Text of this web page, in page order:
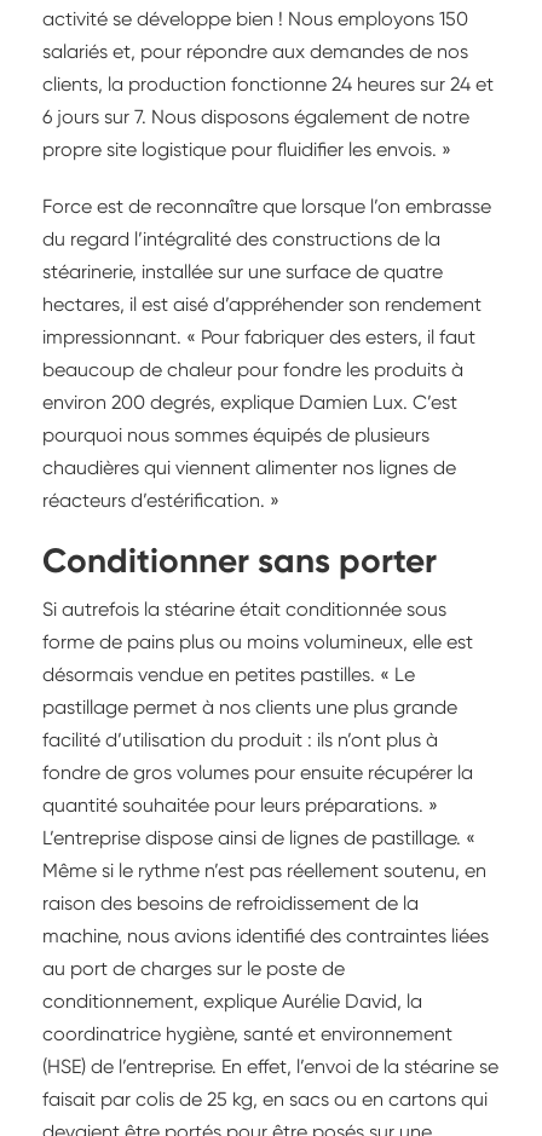
activité se développe bien ! Nous employons 150
salariés et, pour répondre aux demandes de nos
clients, la production fonctionne 24 heures sur 24 et
6 jours sur 7. Nous disposons également de notre
propre site logistique pour fluidifier les envois. »
Force est de reconnaître que lorsque l’on embrasse
du regard l’intégralité des constructions de la
stéarinerie, installée sur une surface de quatre
hectares, il est aisé d’appréhender son rendement
impressionnant. « Pour fabriquer des esters, il faut
beaucoup de chaleur pour fondre les produits à
environ 200 degrés, explique Damien Lux. C’est
pourquoi nous sommes équipés de plusieurs
chaudières qui viennent alimenter nos lignes de
réacteurs d’estérification. »
Conditionner sans porter
Si autrefois la stéarine était conditionnée sous
forme de pains plus ou moins volumineux, elle est
désormais vendue en petites pastilles. « Le
pastillage permet à nos clients une plus grande
facilité d’utilisation du produit : ils n’ont plus à
fondre de gros volumes pour ensuite récupérer la
quantité souhaitée pour leurs préparations. »
L’entreprise dispose ainsi de lignes de pastillage. «
Même si le rythme n’est pas réellement soutenu, en
raison des besoins de refroidissement de la
machine, nous avions identifié des contraintes liées
au port de charges sur le poste de
conditionnement, explique Aurélie David, la
coordinatrice hygiène, santé et environnement
(HSE) de l’entreprise. En effet, l’envoi de la stéarine se
faisait par colis de 25 kg, en sacs ou en cartons qui